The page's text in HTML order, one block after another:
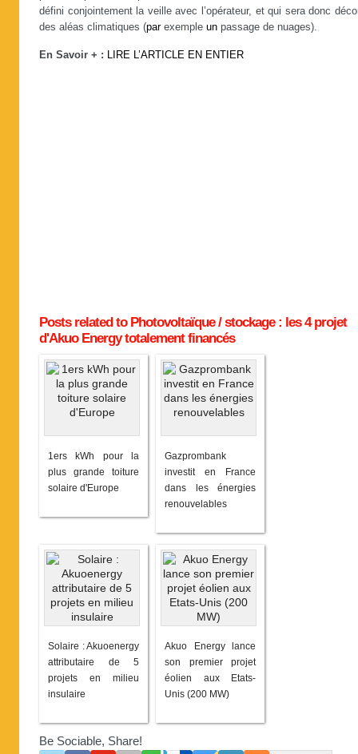
défini conjointement la veille avec l’opérateur, et qui sera donc
des aléas climatiques (parexemple un passage de nuages).
En Savoir + : LIRE L’ARTICLE EN ENTIER
Posts related to Photovoltaïque / stockage : les 4 projet
d'Akuo Energy totalement financés
1ers kWh pour la
plus grande toiture
solaire d'Europe
Gazprombank
investit en France
dans les énergies
renouvelables
Solaire : Akuoenergy
attributaire de 5
projets en milieu
insulaire
Akuo Energy lance
son premier projet
éolien aux Etats-
Unis (200 MW)
Be Sociable, Share!